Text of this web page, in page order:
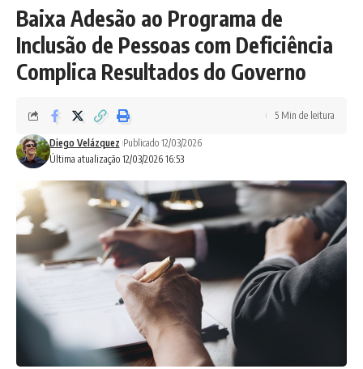
Baixa Adesão ao Programa de
Inclusão de Pessoas com Deficiência
Complica Resultados do Governo
Última atualização 12/03/2026 16:53
Diego Velázquez Publicado 12/03/2026
5 Min de leitura